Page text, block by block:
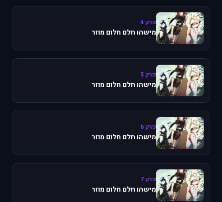
פרק 4
מישהו חלם חלום מוזר
פרק 5
מישהו חלם חלום מוזר
פרק 6
מישהו חלם חלום מוזר
פרק 7
מישהו חלם חלום מוזר